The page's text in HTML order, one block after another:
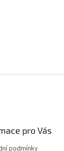
pro Vás
podmínky